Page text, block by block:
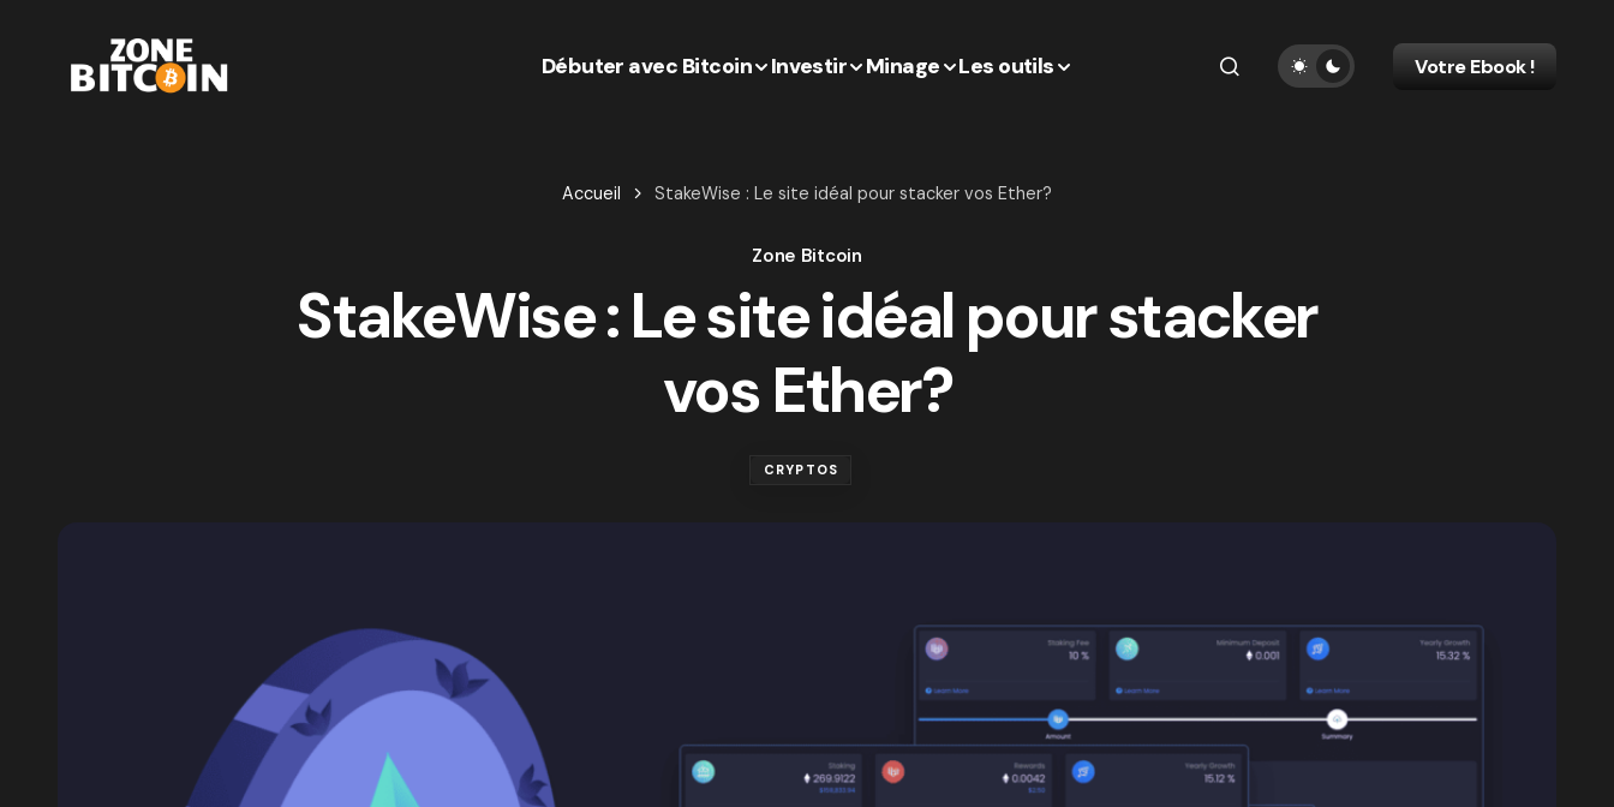
Débuter avec Bitcoin Investir Minage Les outils Votre Ebook !
Accueil StakeWise : Le site idéal pour stacker vos Ether?
Zone Bitcoin
StakeWise : Le site idéal pour stacker
vos Ether?
CRYPTOS